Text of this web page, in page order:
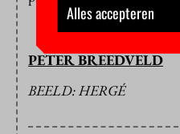
PETER BREEDVELD
BEELD: HERGÉ
Alles accepteren